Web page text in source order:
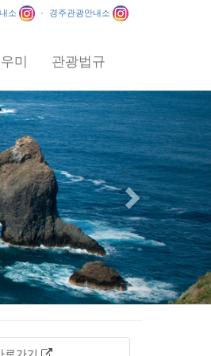
소 · 경주관광안내소
미 관광법규
Next
로가기